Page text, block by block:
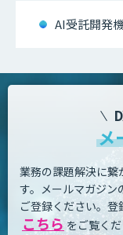
AI受託開発
メ
業務の課題解決に繋
す。 メールマガジン
ご登録ください。登
こちら をご覧くだ